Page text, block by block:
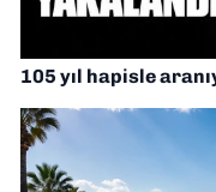
105 yıl hapisle